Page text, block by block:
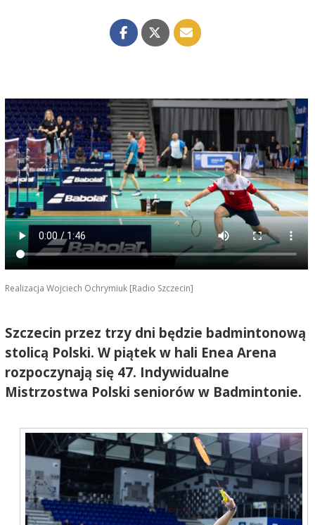
Realizacja Wojciech Ochrymiuk [Radio Szczecin]
Szczecin przez trzy dni będzie badmintonową
stolicą Polski. W piątek w hali Enea Arena
rozpoczynają się 47. Indywidualne
Mistrzostwa Polski seniorów w Badmintonie.